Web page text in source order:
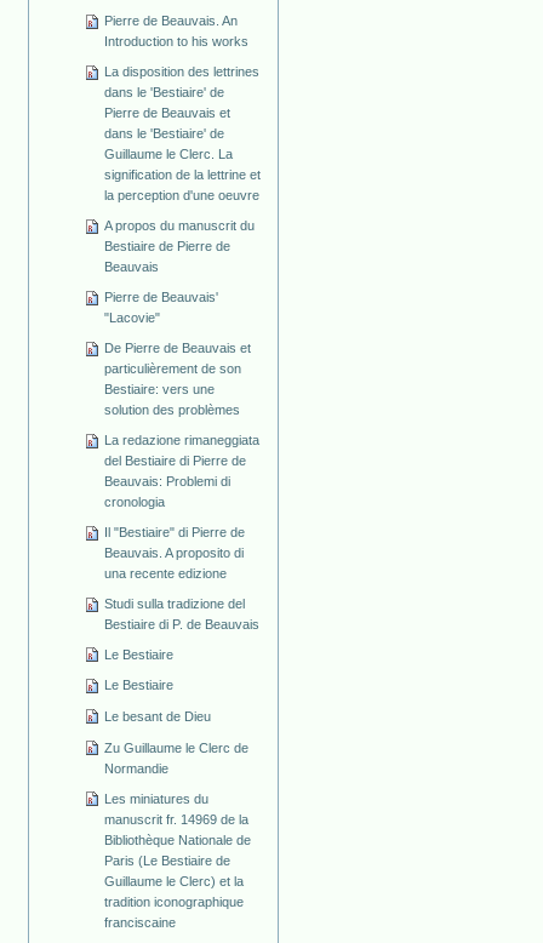
Pierre de Beauvais. An
Introduction to his works
La disposition des lettrines
dans le 'Bestiaire' de
Pierre de Beauvais et
dans le 'Bestiaire' de
Guillaume le Clerc. La
signification de la lettrine et
la perception d'une oeuvre
A propos du manuscrit du
Bestiaire de Pierre de
Beauvais
Pierre de Beauvais'
"Lacovie"
De Pierre de Beauvais et
particulièrement de son
Bestiaire: vers une
solution des problèmes
La redazione rimaneggiata
del Bestiaire di Pierre de
Beauvais: Problemi di
cronologia
Il "Bestiaire" di Pierre de
Beauvais. A proposito di
una recente edizione
Studi sulla tradizione del
Bestiaire di P. de Beauvais
Le Bestiaire
Le Bestiaire
Le besant de Dieu
Zu Guillaume le Clerc de
Normandie
Les miniatures du
manuscrit fr. 14969 de la
Bibliothèque Nationale de
Paris (Le Bestiaire de
Guillaume le Clerc) et la
tradition iconographique
franciscaine